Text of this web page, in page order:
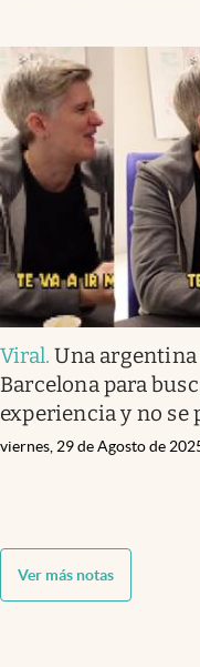
Viral.Una argentina
Barcelona para
experiencia y no se
viernes, 29 de Agosto de
Ver más notas